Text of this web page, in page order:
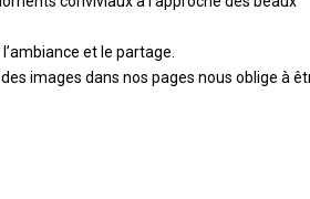
et le partage.
images dans nos pages nous oblige à